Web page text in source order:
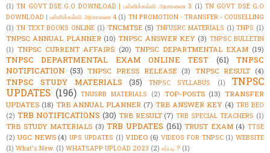
(1) TN GOVT DSE G.O DOWNLOAD | பள்ளிக்கல்வி அரசாணை 3 (1) TN GOVT DSE G.O
DOWNLOAD | பள்ளிக்கல்வி அரசாணை 4 (1) TN PROMOTION - TRANSFER - COUSELLING
(1) TN TEXT BOOKS ONLINE (1) TNCMTSE (5) TNFUSRC MATERIALS (1) TNPS (1)
TNPSC ANNUAL PLANNER (10) TNPSC ANSWER KEY (3) TNPSC BULLETIN
(1) TNPSC CURRENT AFFAIRS (20) TNPSC DEPARTMENTAL EXAM (19)
TNPSC DEPARTMENTAL EXAM ONLINE TEST (61)
TNPSC
NOTIFICATION (53) TNPSC PRESS RELEASE (3) TNPSC RESULT (4)
TNPSC STUDY MATERIALS (35) TNPSC SYLLABUS (1)
TNPSC
UPDATES (196) TNUSRB MATERIALS (2) TOP-POSTS (13) TRANSFER
UPDATES (18) TRB ANNUAL PLANNER (7) TRB ANSWER KEY (4) TRB BEO
(2) TRB NOTIFICATIONS (30) TRB RESULT (7) TRB SPECIAL TEACHERS (1)
TRB STUDY MATERIALS (3) TRB UPDATES (161) TRUST EXAM (4) TTSE
(2) UGC NEWS (4) UPS UPDATES (1) VIDEO (6) VIDEOS FOR TNPSC (1) WEBSITE
(1) What's New. (1) WHATSAPP UPLOAD 2023 (2) எப்படி ? (1)